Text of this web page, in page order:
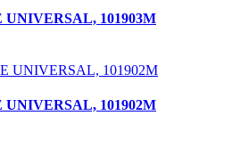
101903M
101902M